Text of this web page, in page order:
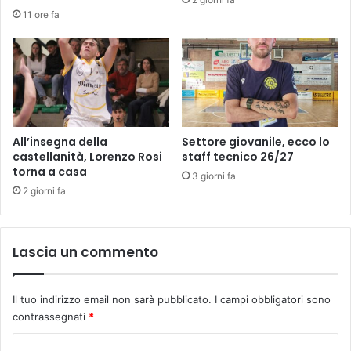
R
A
N
D
T
A
L
E
N
T
I
H
V
C
E
L
h
e
p
e
r
i
p
i
ù
p
o
a
l
M
11 ore fa
All’insegna della
castellanità, Lorenzo Rosi
torna a casa
2 giorni fa
Settore giovanile, ecco lo
staff tecnico 26/27
3 giorni fa
Lascia un commento
Il tuo indirizzo email non sarà pubblicato. I campi obbligatori sono
contrassegnati *